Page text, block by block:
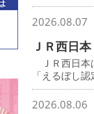
2026.08.07
ＪＲ西日
ＪＲ西日本
「えるぼし
2026.08.06